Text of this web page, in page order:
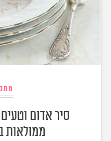
סיר אדום
ממולאות